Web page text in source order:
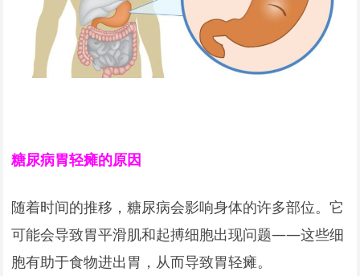
糖尿病胃轻瘫的原因
随着时间的推移，糖尿病会影响身体的许多部位。它
可能会导致胃平滑肌和起搏细胞出现问题——这些细
胞有助于食物进出胃，从而导致胃轻瘫。